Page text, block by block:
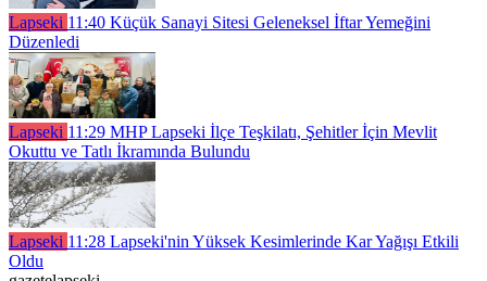
Lapseki 11:40 Küçük Sanayi Sitesi Geleneksel İftar Yemeğini
Düzenledi
Lapseki 11:29 MHP Lapseki İlçe Teşkilatı, Şehitler İçin Mevlit
Okuttu ve Tatlı İkramında Bulundu
Lapseki 11:28 Lapseki'nin Yüksek Kesimlerinde Kar Yağışı Etkili
Oldu